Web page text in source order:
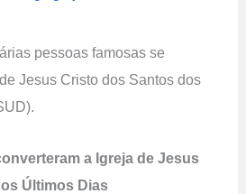
pessoas famosas se
Jesus Cristo dos Santos dos
a Igreja de Jesus
Últimos Dias